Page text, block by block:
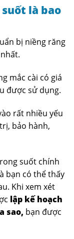
là bao
bị niềng răng
mắc cài có giá
được sử dụng.
rất nhiều yếu
bảo hành,
suốt chính
bạn có thể thấy
Khi xem xét
lập kế hoạch
sao, bạn được